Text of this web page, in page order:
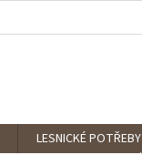
LESNICKÉ POTŘEBY